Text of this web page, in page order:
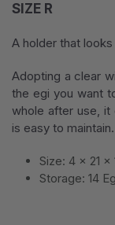
SIZE R
A holder that
Adopting a clear
the egi you want
whole after use, it
is easy to maintain.
Size: 4 x 21 x
Storage: 14